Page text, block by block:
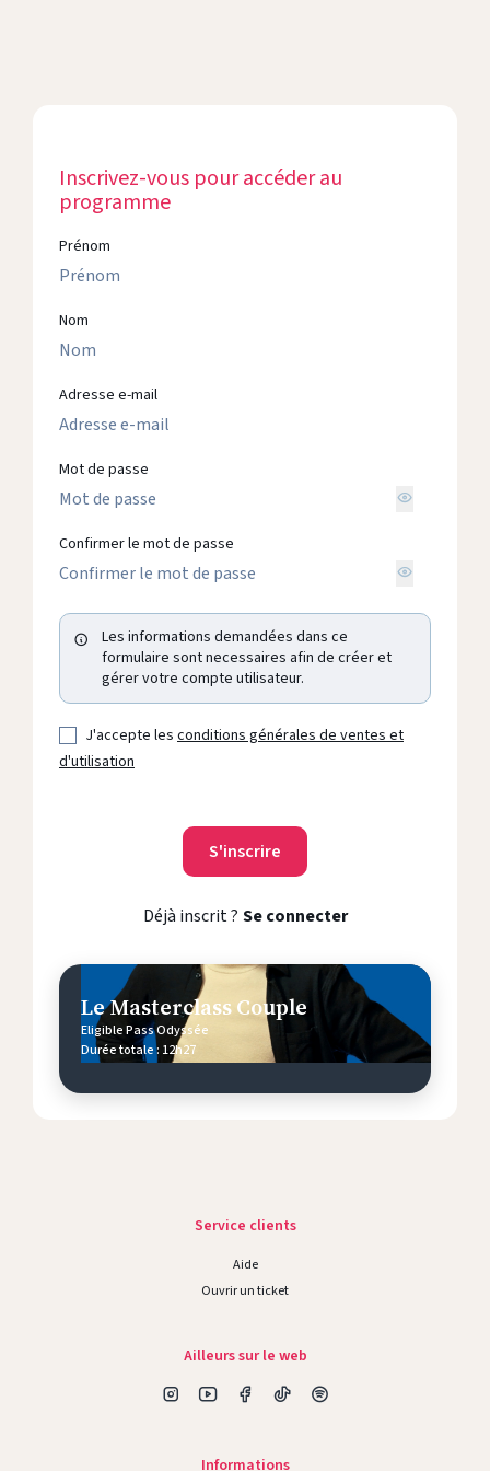
Inscrivez-vous pour accéder au
programme
Prénom
Nom
Adresse e-mail
Mot de passe
Confirmer le mot de passe
Les informations demandées dans ce
formulaire sont necessaires afin de créer et
gérer votre compte utilisateur.
J'accepte les conditions générales de ventes et
d'utilisation
Déjà inscrit ? Se connecter
Le Masterclass Couple
Eligible Pass Odyssée
Durée totale : 12h27
Service clients
Aide
Ouvrir un ticket
Ailleurs sur le web
Informations